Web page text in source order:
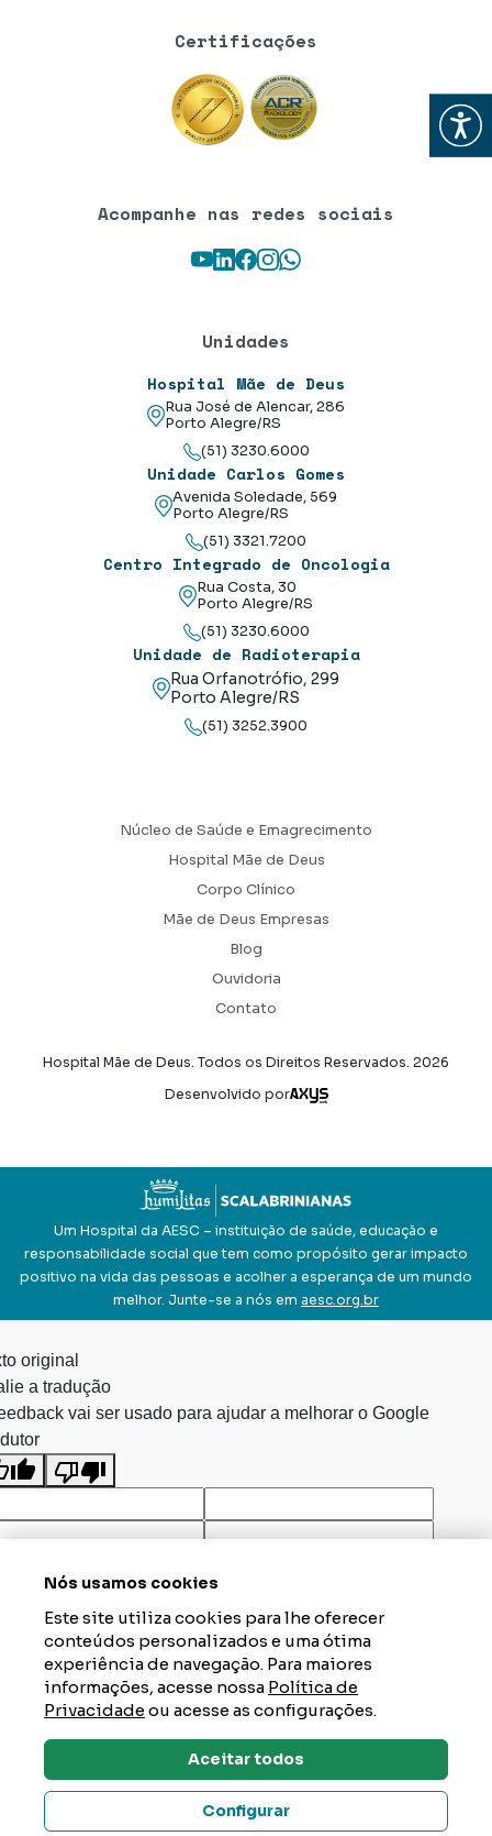
Abrir
Certificações
Acompanhe nas redes sociais
Youtube
LinkedIn
Facebook
Instagram
WhatsApp
Unidades
Hospital Mãe de Deus
Rua José de Alencar, 286
Porto Alegre/RS
(51) 3230.6000
Unidade Carlos Gomes
Avenida Soledade, 569
Porto Alegre/RS
(51) 3321.7200
Centro Integrado de Oncologia
Rua Costa, 30
Porto Alegre/RS
(51) 3230.6000
Unidade de Radioterapia
Rua Orfanotrófio, 299
Porto Alegre/RS
(51) 3252.3900
Núcleo de Saúde e Emagrecimento
Hospital Mãe de Deus
Corpo Clínico
Mãe de Deus Empresas
Blog
Ouvidoria
Contato
Hospital Mãe de Deus. Todos os Direitos Reservados. 2026
Desenvolvido por
Axysweb
Um Hospital da AESC – instituição de saúde, educação e
responsabilidade social que tem como propósito gerar impacto
positivo na vida das pessoas e acolher a esperança de um mundo
melhor. Junte-se a nós em aesc.org.br
Dúvidas? Tire Aqui
Nós usamos cookies
Este site utiliza cookies para lhe oferecer
conteúdos personalizados e uma ótima
experiência de navegação. Para maiores
informações, acesse nossa Política de
Privacidadeou acesse as configurações.
Aceitar todos
Configurar
original
a tradução
vai ser usado para ajudar a melhorar o Google